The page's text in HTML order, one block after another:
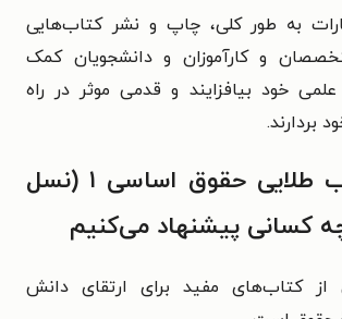
به طور کلی، چاپ و نشر کتاب‌هایی
و کارآموزان و دانشجویان کمک
خود بیافزایند و قدمی موثر در راه
بردارند.
خواندن کتاب طلایی حقوق اساسی ۱ (نسل
کسانی پیشنهاد می‌کنیم
کتاب‌های مفید برای ارتقای دانش